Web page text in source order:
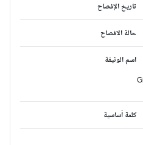
تاريخ الإفصاح
حالة الافصاح
اسم الوثيقة
كلمة أساسية